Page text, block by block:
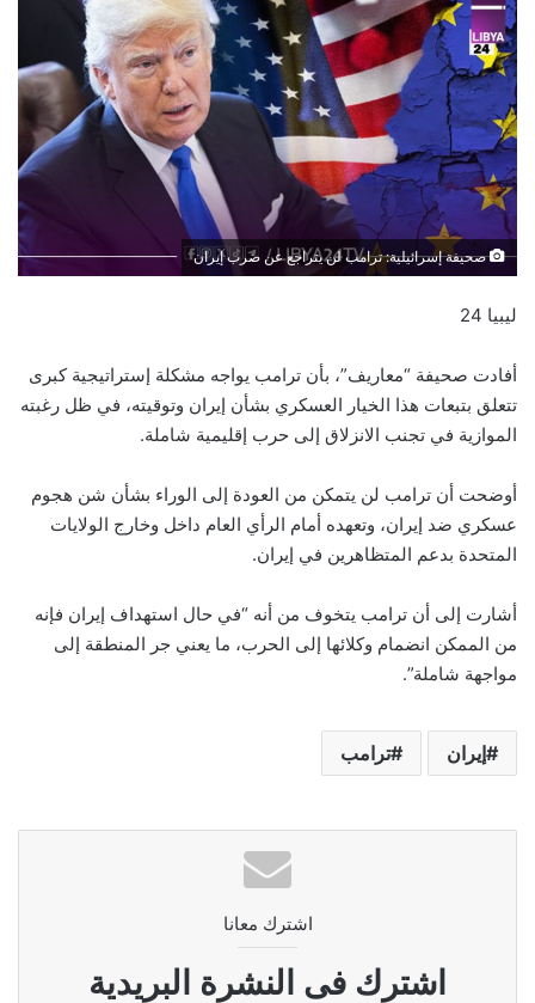
صحيفة إسرائيلية: ترامب لن يتراجع عن ضرب إيران
ليبيا 24
أفادت صحيفة “معاريف”، بأن ترامب يواجه مشكلة إستراتيجية كبرى
تتعلق بتبعات هذا الخيار العسكري بشأن إيران وتوقيته، في ظل رغبته
الموازية في تجنب الانزلاق إلى حرب إقليمية شاملة.
أوضحت أن ترامب لن يتمكن من العودة إلى الوراء بشأن شن هجوم
عسكري ضد إيران، وتعهده أمام الرأي العام داخل وخارج الولايات
المتحدة بدعم المتظاهرين في إيران.
أشارت إلى أن ترامب يتخوف من أنه “في حال استهداف إيران فإنه
من الممكن انضمام وكلائها إلى الحرب، ما يعني جر المنطقة إلى
مواجهة شاملة”.
إيران ترامب
اشترك معانا
اشترك فى النشرة البريدية